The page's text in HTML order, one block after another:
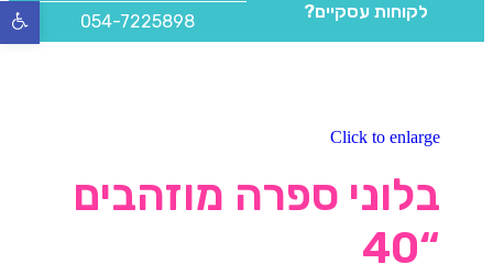
לקוחות עסקיים? 054-7225898
Click to enlarge
בלוני ספרה מוזהבים
“40
פתח